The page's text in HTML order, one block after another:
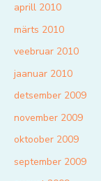
aprill 2010
märts 2010
veebruar 2010
jaanuar 2010
detsember 2009
november 2009
oktoober 2009
september 2009